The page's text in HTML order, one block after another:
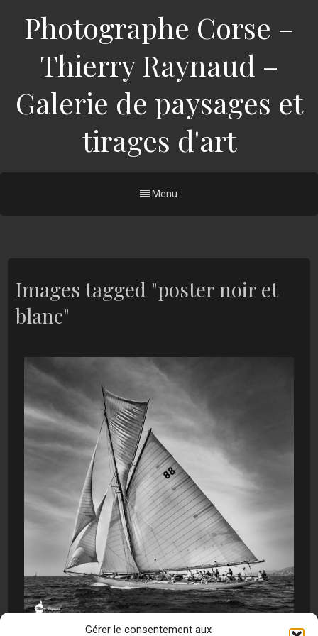
Gérer le consentement aux
Photographe Corse –
Thierry Raynaud –
Galerie de paysages et
tirages d'art
Menu
Images tagged "poster noir et
blanc"